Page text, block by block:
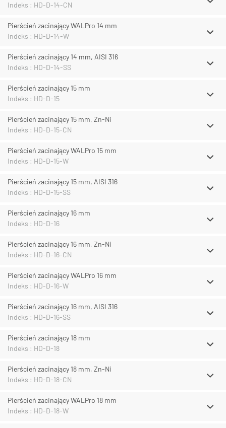
Indeks : HD-D-14-CN
Pierścień zacinający WALPro 14 mm
Indeks : HD-D-14-W
Pierścień zacinający 14 mm, AISI 316
Indeks : HD-D-14-SS
Pierścień zacinający 15 mm
Indeks : HD-D-15
Pierścień zacinający 15 mm, Zn-Ni
Indeks : HD-D-15-CN
Pierścień zacinający WALPro 15 mm
Indeks : HD-D-15-W
Pierścień zacinający 15 mm, AISI 316
Indeks : HD-D-15-SS
Pierścień zacinający 16 mm
Indeks : HD-D-16
Pierścień zacinający 16 mm, Zn-Ni
Indeks : HD-D-16-CN
Pierścień zacinający WALPro 16 mm
Indeks : HD-D-16-W
Pierścień zacinający 16 mm, AISI 316
Indeks : HD-D-16-SS
Pierścień zacinający 18 mm
Indeks : HD-D-18
Pierścień zacinający 18 mm, Zn-Ni
Indeks : HD-D-18-CN
Pierścień zacinający WALPro 18 mm
Indeks : HD-D-18-W